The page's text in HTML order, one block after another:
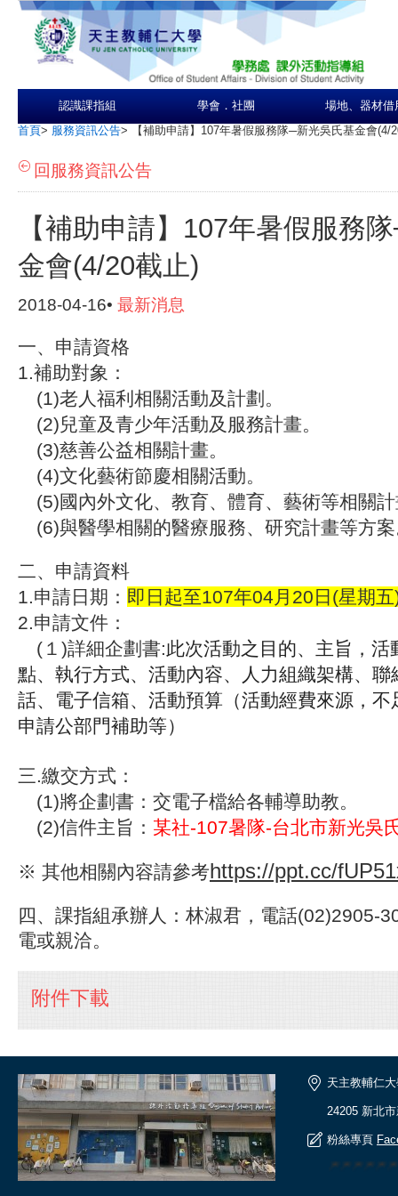
認識課指組 學會．社團 場地、器材借
首頁> 服務資訊公告> 【補助申請】107年暑假服務隊─新光吳氏基金會(4/
回服務資訊公告
【補助申請】107年暑假服務
金會(4/20截止)
2018-04-16• 最新消息
一、申請資格
1.補助對象：
(1)老人福利相關活動及計劃。
(2)兒童及青少年活動及服務計畫。
(3)慈善公益相關計畫。
(4)文化藝術節慶相關活動。
(5)國內外文化、教育、體育、藝術等相關
(6)與醫學相關的醫療服務、研究計畫等方
二、申請資料
1.申請日期： 即日起至107年04月20日(星期
2.申請文件：
(１)詳細企劃書:此次活動之目的、主旨，活
點、執行方式、活動內容、人力組織架構、 聯
話、電子信箱、 活動預算（活動經費來源，不
申請公部門補助等）
三.繳交方式：
(1)將企劃書：交電子檔給各輔導助教。
(2)信件主旨： 某社-107暑隊-台北市新光吳
※ 其他相關內容請參考https://ppt.cc/
四、課指組承辦人：林淑君，電話(02)2905-
電或親洽。
附件下載
天主教輔仁
24205 新北
粉絲專頁